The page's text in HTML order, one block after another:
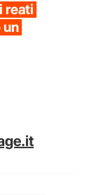
reati
un